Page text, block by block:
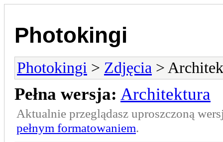
Photokingi
Photokingi > Zdjęcia >
Pełna wersja: Architektura
Aktualnie przeglądasz uproszczoną
pełnym formatowaniem.